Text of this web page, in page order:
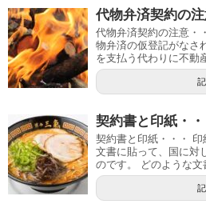
代物弁済契約の注
代物弁済契約の注意・
物弁済の仮登記がなさ
を支払う代わりに不動
契約書と印紙・・
契約書と印紙・・・
文書に貼って、国に対
のです。 どのような